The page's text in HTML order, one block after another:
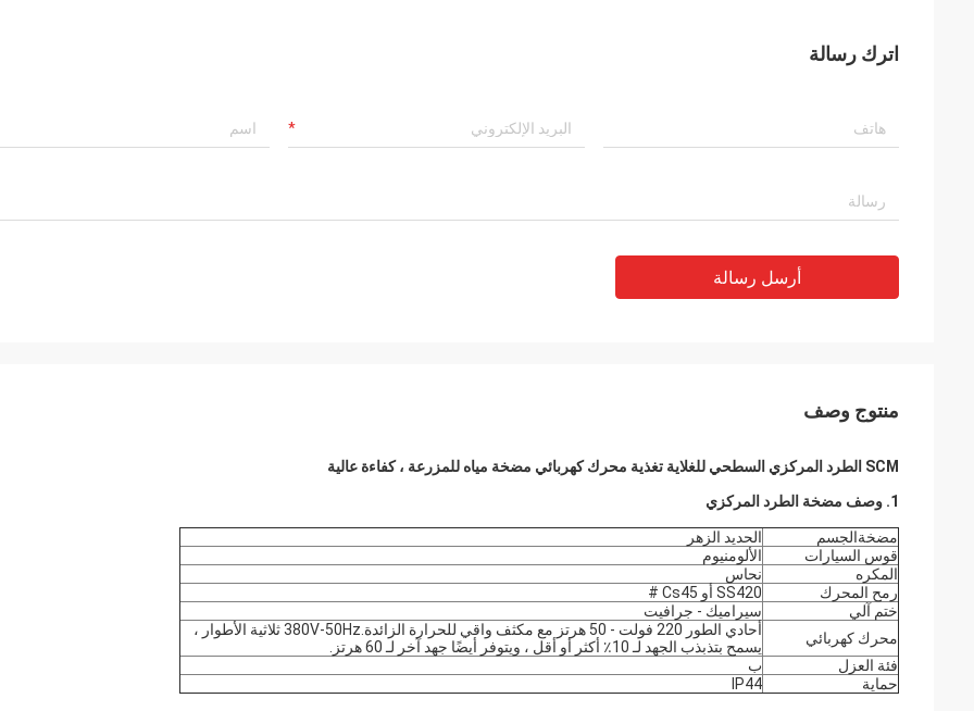
اترك رسالة
أرسل رسالة
منتوج وصف
SCM الطرد المركزي السطحي للغلاية تغذية محرك كهربائي مضخة مياه للمزرعة ، كفاءة عالية
1. وصف مضخة الطرد المركزي
مضخةالجسم
الحديد الزهر
قوس السيارات
الألومنيوم
المكره
نحاس
رمح المحرك
SS420 أو Cs45 #
ختم آلي
سيراميك - جرافيت
محرك كهربائي
أحادي الطور 220 فولت - 50 هرتز مع مكثف واقي للحرارة الزائدة.380V-50Hz ثلاثية الأطوار ،
يسمح بتذبذب الجهد لـ 10٪ أكثر أو أقل ، ويتوفر أيضًا جهد آخر لـ 60 هرتز.
فئة العزل
ب
حماية
IP44